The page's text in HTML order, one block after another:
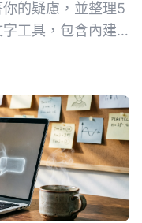
的疑慮，並整理5
工具，包含內建